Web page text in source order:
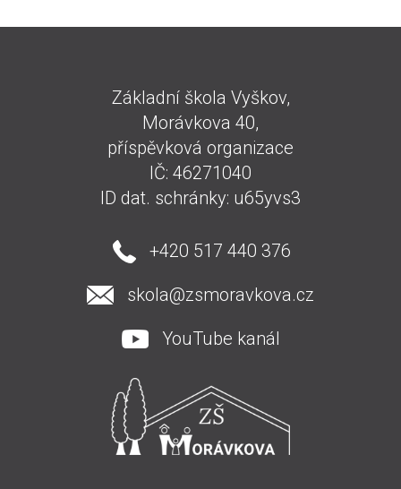
Základní škola Vyškov,
Morávkova 40,
příspěvková organizace
IČ: 46271040
ID dat. schránky: u65yvs3
+420 517 440 376
skola@zsmoravkova.cz
YouTube kanál